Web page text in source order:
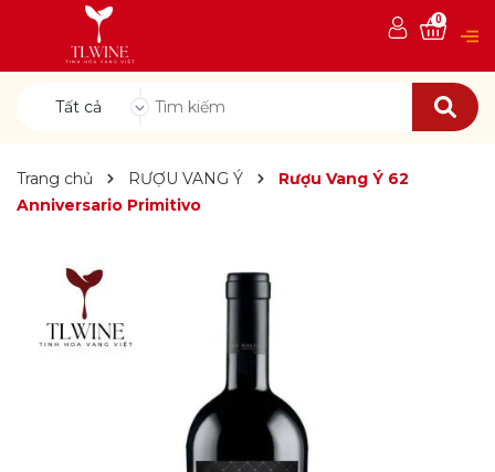
Tất cả
0
Trang chủ RƯỢU VANG Ý
Rượu Vang Ý 62
Anniversario Primitivo